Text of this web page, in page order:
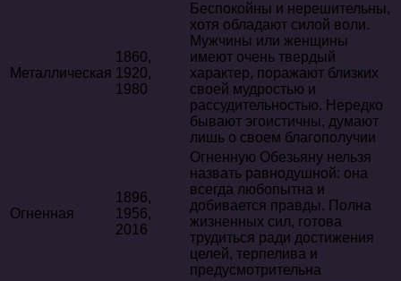
Металлическая
1860,
1920,
1980
Беспокойны и нерешительны,
хотя обладают силой воли.
Мужчины или женщины
имеют очень твердый
характер, поражают близких
своей мудростью и
рассудительностью. Нередко
бывают эгоистичны, думают
лишь о своем благополучии
Огненная
1896,
1956,
2016
Огненную Обезьяну нельзя
назвать равнодушной: она
всегда любопытна и
добивается правды. Полна
жизненных сил, готова
трудиться ради достижения
целей, терпелива и
предусмотрительна